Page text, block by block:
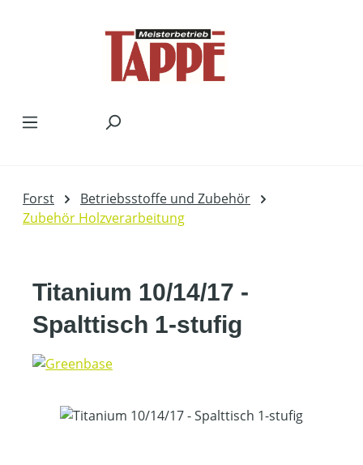
Forst
Betriebsstoffe und Zubehör
Zubehör Holzverarbeitung
Titanium 10/14/17 -
Spalttisch 1-stufig
Bildergalerie überspringen